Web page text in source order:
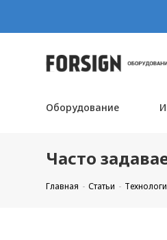
Оборудование
Часто
Главная Статьи